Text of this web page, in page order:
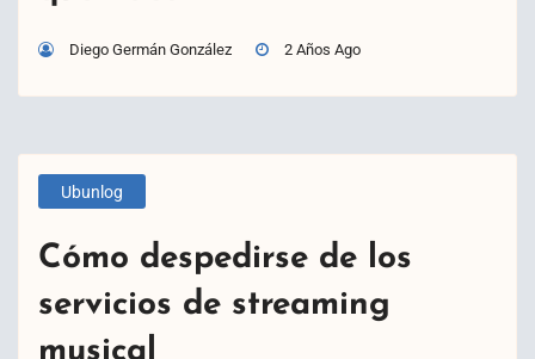
Diego Germán González 2 Años Ago
Ubunlog
Cómo despedirse de los
servicios de streaming
musical